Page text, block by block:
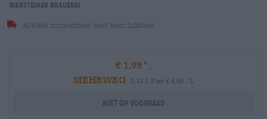
Warsteiner Brauerei
Artikel momenteel niet beschikbaar
€ 1,99
MEHRWEG
0,33 L Fles € 5,55 / L
Niet op voorraad